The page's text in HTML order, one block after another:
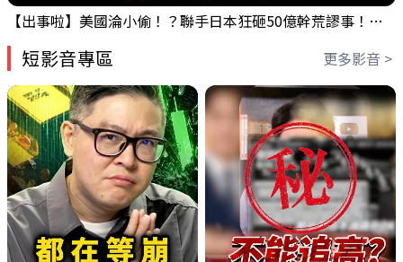
【出事啦】美國淪小偷！？聯手日本狂砸50億幹荒謬事！美元急殺黃金噴發，外資準備血洗台股！？｜ Mr.永年 李｜ 盤後講股 Mr.永年 李 2026 / 08 / 06
短影音專區 更多影音 >